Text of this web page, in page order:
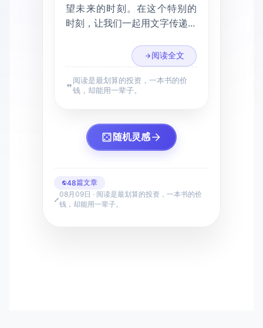
望未来的时刻。在这个特别的
时刻，让我们一起用文字传递...
阅读全文
阅读是最划算的投资，一本书的价
钱，却能用一辈子。
随机灵感
48篇文章
08月09日 · 阅读是最划算的投资，一本书的价
钱，却能用一辈子。